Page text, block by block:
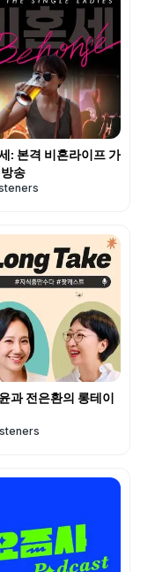
: 본격 비혼라이프 가
송
과 전은환의 롱테이